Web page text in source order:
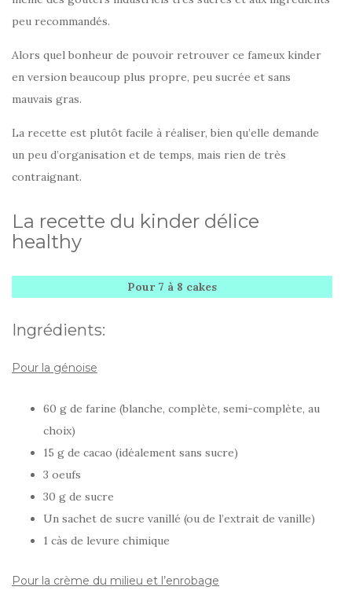
peu recommandés.
Alors quel bonheur de pouvoir retrouver ce fameux kinder
en version beaucoup plus propre, peu sucrée et sans
mauvais gras.
La recette est plutôt facile à réaliser, bien qu’elle demande
un peu d’organisation et de temps, mais rien de très
contraignant.
La recette du kinder délice
healthy
Pour 7 à 8 cakes
Ingrédients:
Pour la génoise
60 g de farine (blanche, complète, semi-complète, au
choix)
15 g de cacao (idéalement sans sucre)
3 oeufs
30 g de sucre
Un sachet de sucre vanillé (ou de l’extrait de vanille)
1 càs de levure chimique
Pour la crème du milieu et l’enrobage